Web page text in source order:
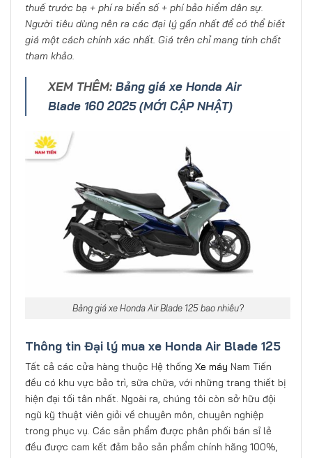
thuế trước bạ + phí ra biển số + phí bảo hiểm dân sự.
Người tiêu dùng nên ra các đại lý gần nhất để có thể biết
giá một cách chính xác nhất. Giá trên chỉ mang tính chất
tham khảo.
XEM THÊM:Bảng giá xe Honda Air
Blade 160 2025 (MỚI CẬP NHẬT)
Bảng giá xe Honda Air Blade 125 bao nhiêu?
Thông tin Đại lý mua xe Honda Air Blade 125
Tất cả các cửa hàng thuộc Hệ thống Xe máy Nam Tiến
đều có khu vực bảo trì, sữa chữa, với những trang thiết bị
hiện đại tối tân nhất. Ngoài ra, chúng tôi còn sở hữu đội
ngũ kỹ thuật viên giỏi về chuyên môn, chuyên nghiệp
trong phục vụ. Các sản phẩm được phân phối bán sỉ lẻ
đều được cam kết đảm bảo sản phẩm chính hãng 100%,